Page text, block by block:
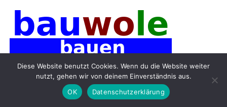
Diese Website benutzt Cookies. Wenn du die Website weiter
nutzt, gehen wir von deinem Einverständnis aus.
OK
Datenschutzerklärung